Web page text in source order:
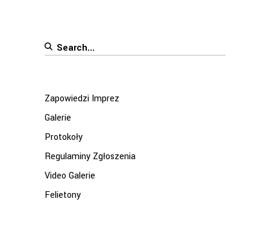
Search
Zapowiedzi Imprez
Galerie
Protokoły
Regulaminy Zgłoszenia
Video Galerie
Felietony